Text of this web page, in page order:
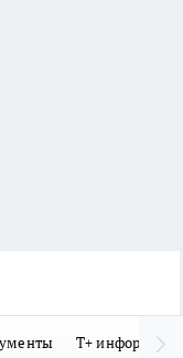
Т+